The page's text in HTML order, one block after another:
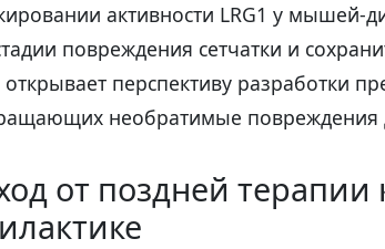
активности LRG1 у мышей-
повреждения сетчатки и
открывает перспективу разработки
необратимые повреждения
от поздней терапии